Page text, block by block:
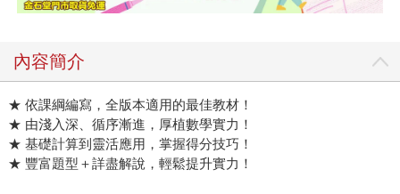
內容簡介
★ 依課綱編寫，全版本適用的最佳教材！
★ 由淺入深、循序漸進，厚植數學實力！
★ 基礎計算到靈活應用，掌握得分技巧！
★ 豐富題型＋詳盡解說，輕鬆提升實力！